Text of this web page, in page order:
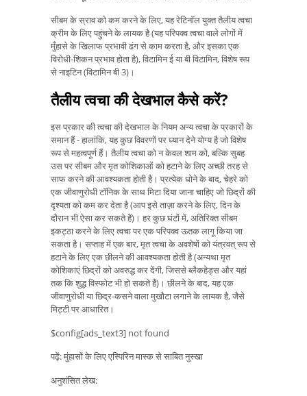
सीबम के स्राव को कम करने के लिए, यह रेटिनॉल युक्त तैलीय त्वचा
क्रीम के लिए पहुंचने के लायक है (यह परिपक्व त्वचा वाले लोगों में
मुँहासे के खिलाफ प्रभावी ढंग से काम करता है, और इसका एक
विरोधी-शिकन प्रभाव होता है), विटामिन ई या बी विटामिन, विशेष रूप
से नाइटिन (विटामिन बी 3)।
तैलीय त्वचा की देखभाल कैसे करें?
इस प्रकार की त्वचा की देखभाल के नियम अन्य त्वचा के प्रकारों के
समान हैं - हालांकि, यह कुछ विवरणों पर ध्यान देने योग्य है जो विशेष
रूप से महत्वपूर्ण हैं। तैलीय त्वचा को न केवल शाम को, बल्कि सुबह
उस पर सीबम और मृत कोशिकाओं को हटाने के लिए अच्छी तरह से
साफ करने की आवश्यकता होती है। प्रत्येक धोने के बाद, चेहरे को
एक जीवाणुरोधी टॉनिक के साथ मिटा दिया जाना चाहिए जो छिद्रों की
दृश्यता को कम कर देता है (आप इसे ताज़ा करने के लिए, दिन के
दौरान भी ऐसा कर सकते हैं)। हर कुछ घंटों में, अतिरिक्त सीबम
इकट्ठा करने के लिए त्वचा पर एक परिपक्व ऊतक लागू किया जा
सकता है। सप्ताह में एक बार, मृत त्वचा के अवशेषों को यंत्रवत् रूप से
हटाने के लिए एक छीलने की आवश्यकता होती है (अन्यथा मृत
कोशिकाएं छिद्रों को अवरुद्ध कर देंगी, जिससे ब्लैकहेड्स और यहां
तक ​​कि शुद्ध विस्फोट भी हो सकते हैं)। छीलने के बाद, यह एक
जीवाणुरोधी या छिद्र-कसने वाला मुखौटा लगाने के लायक है, जैसे
मिट्टी पर आधारित।
$config[ads_text3] not found
पढ़ें: मुंहासों के लिए एस्पिरिन मास्क से साबित नुस्खा
अनुशंसित लेख: